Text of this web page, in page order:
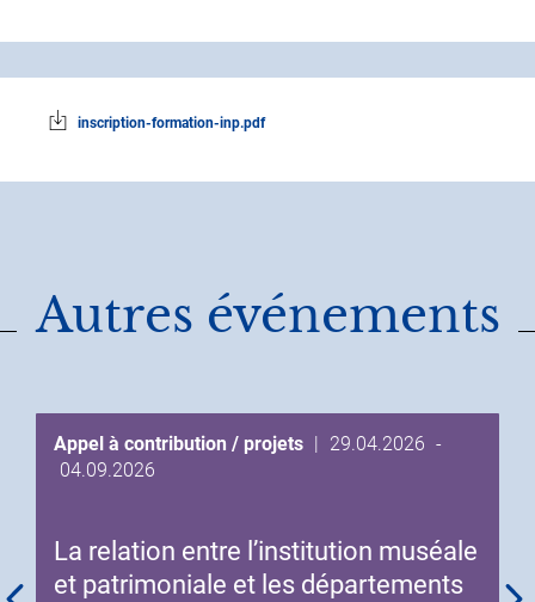
inscription-formation-inp.pdf
Autres événements
Appel à contribution / projets | Date
l'événement
29.04.2026 -
Date
de
l'événement
04.09.2026
La relation entre l’institution muséale
et patrimoniale et les départements